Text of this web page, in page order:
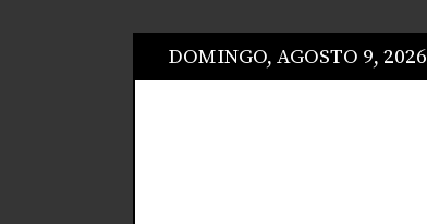
DOMINGO, AGOSTO 9, 2026